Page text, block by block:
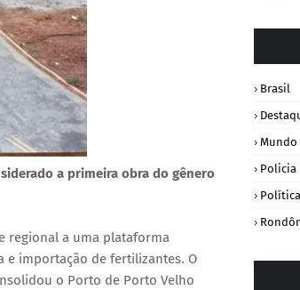
a primeira obra do gênero
regional a uma plataforma
e importação de fertilizantes. O
o Porto de Porto Velho
Brasil
Mundo
Policia
Política